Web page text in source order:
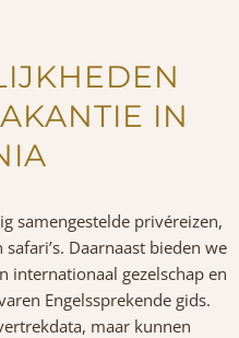
IN
samengestelde privéreizen,
Daarnaast bieden we
internationaal gezelschap en
Engelssprekende gids.
maar kunnen